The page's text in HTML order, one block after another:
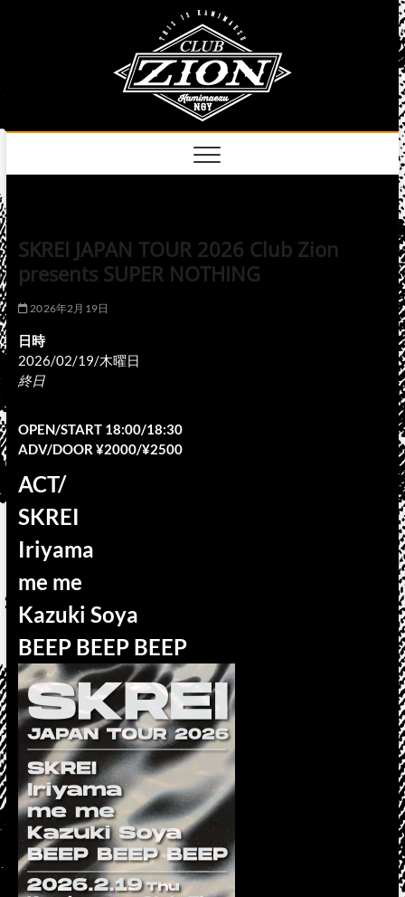
SKREI JAPAN TOUR 2026 Club Zion
presents SUPER NOTHING
2026年2月19日
日時
2026/02/19/木曜日
終日
OPEN/START 18:00/18:30
ADV/DOOR ¥2000/¥2500
ACT/
SKREI
Iriyama
me me
Kazuki Soya
BEEP BEEP BEEP